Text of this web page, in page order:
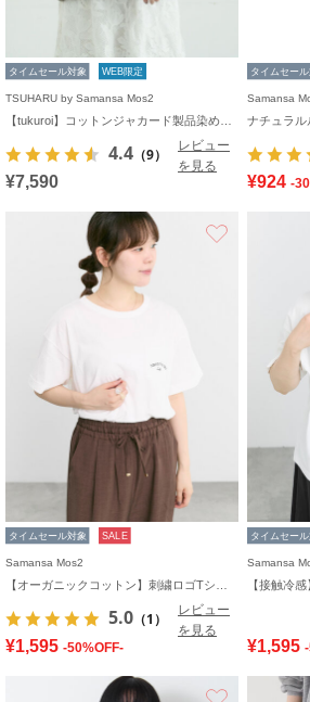
タイムセール対象 WEB限定
TSUHARU by Samansa Mos2
4.4 （9）
レビュー
を見る
¥7,590
タイムセール
Samansa
ナチュラル
¥924 -
タイムセール対象 SALE
Samansa Mos2
5.0 （1）
レビュー
を見る
¥1,595 -50%OFF-
タイムセール
Samansa
【接触冷
¥1,595
お気に入り